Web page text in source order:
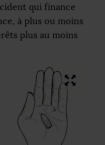
qui finance
à plus ou moins
plus au moins